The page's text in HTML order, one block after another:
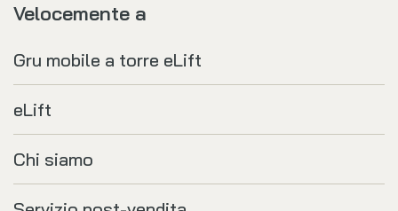
Velocemente a
Gru mobile a torre eLift
eLift
Chi siamo